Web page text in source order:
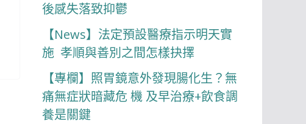
後感失落致抑鬱
【News】法定預設醫療指示明天實
施 孝順與善別之間怎樣抉擇
【專欄】照胃鏡意外發現腸化生？無
痛無症狀暗藏危 機 及早治療+飲食調
養是關鍵